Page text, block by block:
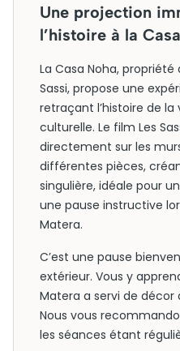
Une projection
l’histoire à la
La Casa Noha, propriété
Sassi, propose une
retraçant l’histoire de la
culturelle. Le film Les
directement sur les
différentes pièces,
singulière, idéale pour
une pause instructive
Matera.
C’est une pause
extérieur. Vous y
Matera a servi de décor
Nous vous
les séances étant